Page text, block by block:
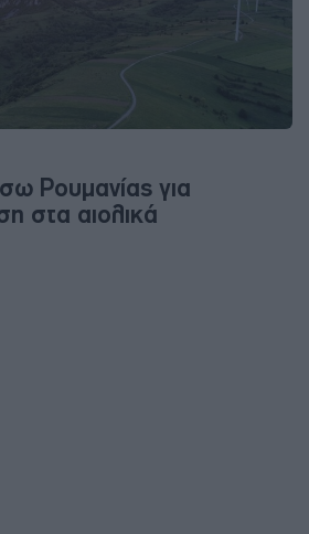
Ρουμανίας για
στα αιολικά